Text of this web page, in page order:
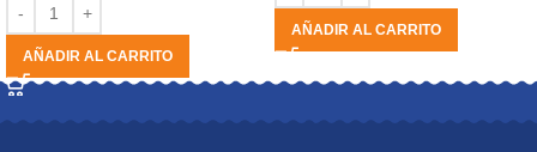
AÑADIR AL CARRITO
AÑADIR AL CARRITO